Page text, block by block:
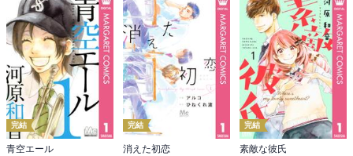
完結
青空エール
完結
消えた初恋
完結
素敵な彼氏